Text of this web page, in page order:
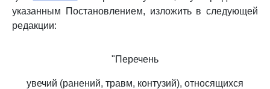
указанным Постановлением, изложить в следующей
редакции:
"Перечень
увечий (ранений, травм, контузий), относящихся